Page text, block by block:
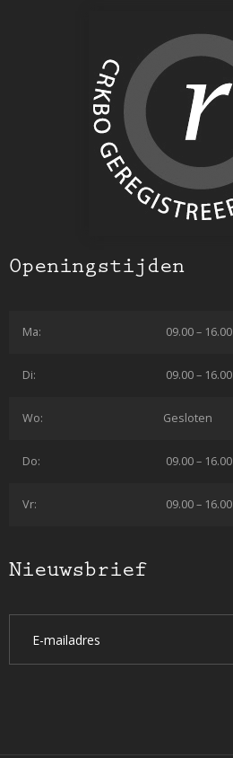
Openingstijden
Ma: 09.00 – 16.00
Di: 09.00 – 16.00
Wo: Gesloten
Do: 09.00 – 16.00
Vr: 09.00 – 16.00
Nieuwsbrief